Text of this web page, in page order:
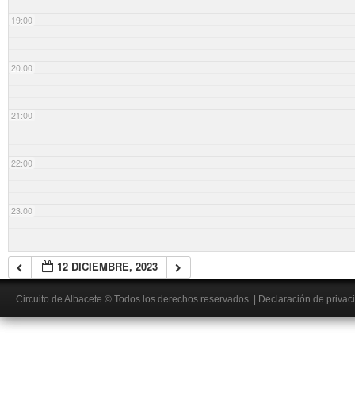
19:00
20:00
21:00
22:00
23:00
12 DICIEMBRE, 2023
Circuito de Albacete © Todos los derechos reservados. Declaración de